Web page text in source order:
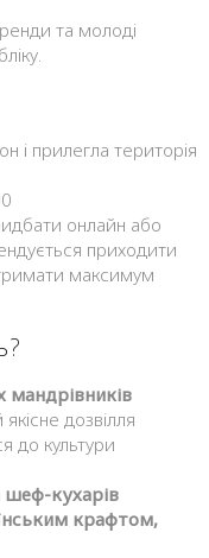
та молоді
і прилегла територія
онлайн або
приходити
максимум
мандрівників
дозвілля
до культури
шеф-кухарів
крафтом,